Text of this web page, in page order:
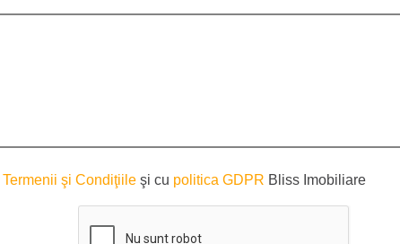
Termenii şi Condiţiile şi cu politica GDPR Bliss Imobiliare